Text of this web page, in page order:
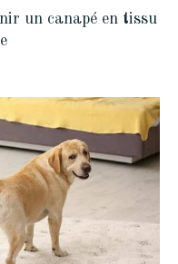
un canapé en tissu